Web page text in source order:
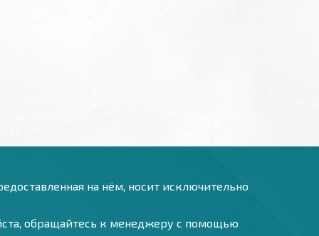
на нём, носит исключительно
обращайтесь к менеджеру с помощью